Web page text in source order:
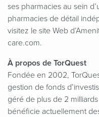
ses pharmacies au sein
pharmacies de détail
visitez le site Web
care​.com.
À propos de TorQuest
Fondée en 2002,
gestion de fonds
géré de plus de 2
bénéficie actuellement